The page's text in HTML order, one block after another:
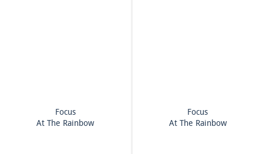
Focus
At The Rainbow
Focus
At The Rainbow